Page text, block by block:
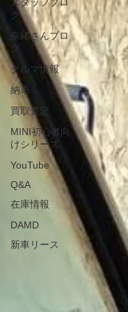
グ
奈緒さんブロ
グ
クルマ情報
納車
買取査定
MINI初心者向
けシリーズ
YouTube
Q&A
在庫情報
DAMD
新車リース